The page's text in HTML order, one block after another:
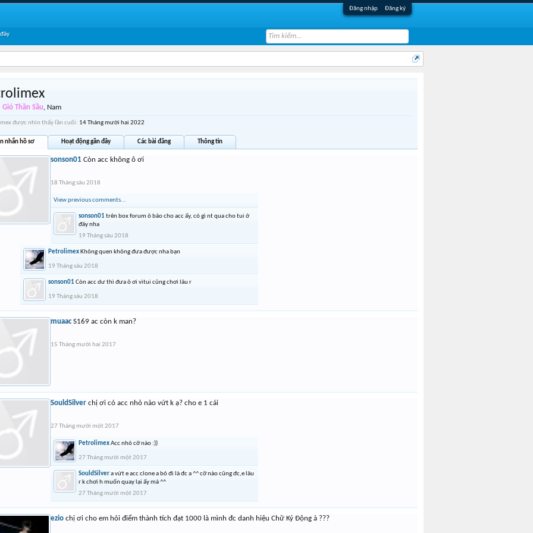
Đăng nhập Đăng ký
Thần Sầu, Nam
được nhìn thấy lần cuối: 14 Tháng mười hai 2022
nhắn hồ sơ Hoạt động gần đây Các bài đăng Thông tin
sonson01 Còn acc không ô ơi
18 Tháng sáu 2018
View previous comments...
sonson01trên box forum ô bảo cho acc ấy, có gì nt qua cho tui ở
đây nha
19 Tháng sáu 2018
Petrolimex Không quen không đưa được nha bạn
19 Tháng sáu 2018
sonson01Còn acc dư thì đưa ô ơi vìtui cũng chơi lâu r
19 Tháng sáu 2018
muaac S169 ac còn k man?
15 Tháng mười hai 2017
SouldSilver chị ơi có acc nhỏ nào vứt k ạ? cho e 1 cái
27 Tháng mười một 2017
PetrolimexAcc nhỏ cỡ nào :))
27 Tháng mười một 2017
SouldSilvera vứt e acc clone a bỏ đi là đc a ^^ cỡ nào cũng đc,e lâu
r k chơi h muốn quay lại ấy mà ^^
27 Tháng mười một 2017
ezio chị ơi cho em hỏi điểm thành tích đạt 1000 là mình đc danh hiệu Chữ Ký Động à ???